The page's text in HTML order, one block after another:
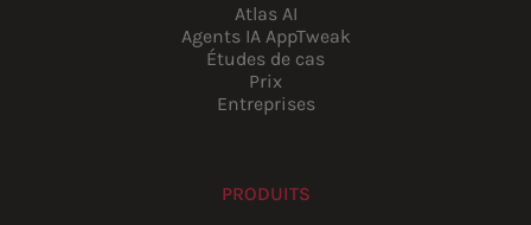
Atlas AI
Agents IA AppTweak
Études de cas
Prix
Entreprises
PRODUITS